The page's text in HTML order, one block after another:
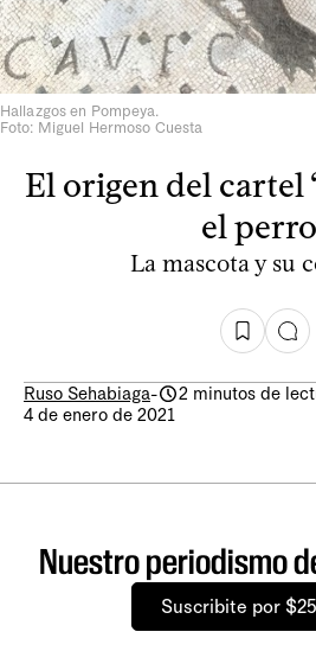
Hallazgos en Pompeya.
Foto: Miguel Hermoso Cuesta
El origen del cartel
el
La mascota y su
Ruso Sehabiaga-
2 minutos de
4 de enero de 2021
Nuestro periodismo
Suscribite por